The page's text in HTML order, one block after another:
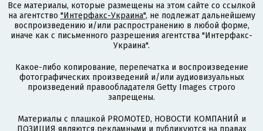
Все материалы, которые размещены на этом сайте со ссылкой
на агентство "Интерфакс-Украина", не подлежат дальнейшему
воспроизведению и/или распространению в любой форме,
иначе как с письменного разрешения агентства "Интерфакс-
Украина".
Какое-либо копирование, перепечатка и воспроизведение
фотографических произведений и/или аудиовизуальных
произведений правообладателя Getty Images строго
запрещены.
Материалы с плашкой PROMOTED, НОВОСТИ КОМПАНИЙ и